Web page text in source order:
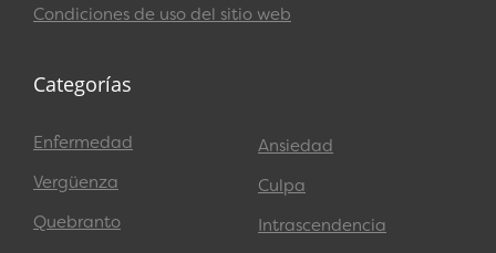
Condiciones de uso del sitio web
Categorías
Enfermedad
Vergüenza
Quebranto
Ansiedad
Culpa
Intrascendencia